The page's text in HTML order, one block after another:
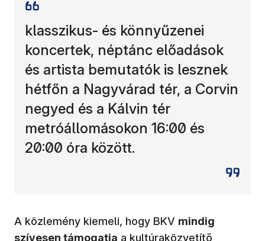
klasszikus- és könnyűzenei
koncertek, néptánc előadások
és artista bemutatók is lesznek
hétfőn a Nagyvárad tér, a Corvin
negyed és a Kálvin tér
metróállomásokon 16:00 és
20:00 óra között.
A közlemény kiemeli, hogy BKV mindig
szívesen támogatja a kultúraközvetítő